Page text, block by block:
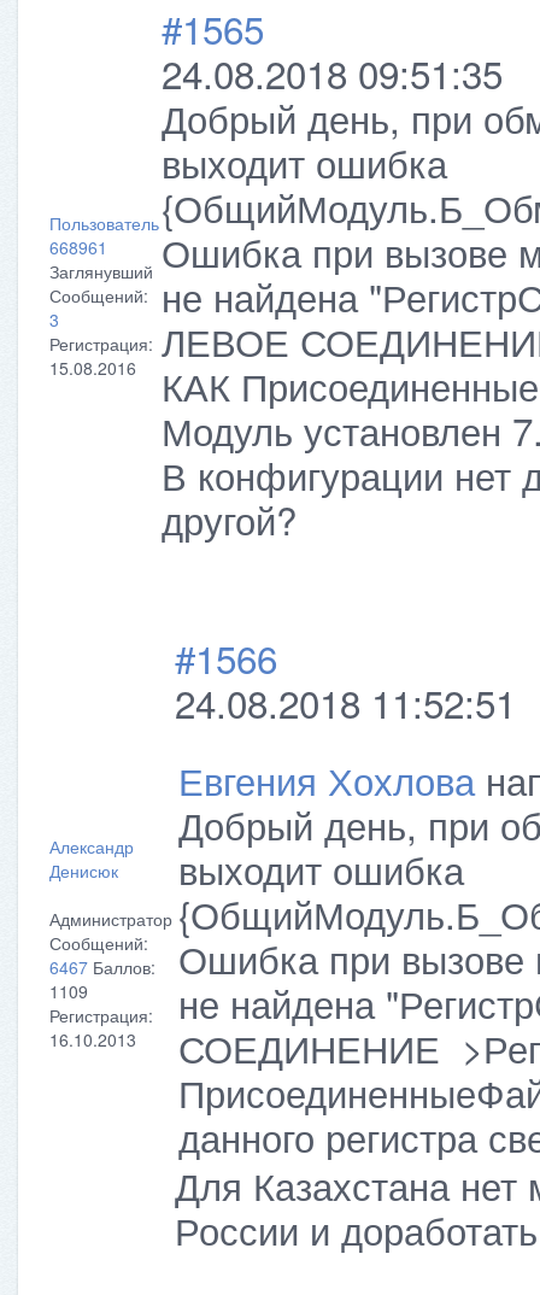
Пользователь
668961
Заглянувший
Сообщений:
3
Регистрация:
15.08.2016
#1565
24.08.2018 09:51:35
Добрый день, при
выходит ошибка
Ошибка при вызове
не найдена
ЛЕВОЕ СОЕДИНЕНИЕ
КАК
Модуль установлен
В конфигурации нет
другой?
Александр
Денисюк
Администратор
Сообщений:
6467 Баллов:
1109
Регистрация:
16.10.2013
#1566
24.08.2018 11:52:51
Евгения Хохлова
Добрый день, при
выходит ошибка
Ошибка при вызове
не найдена
СОЕДИНЕНИЕ
данного регистра
Для Казахстана
России и